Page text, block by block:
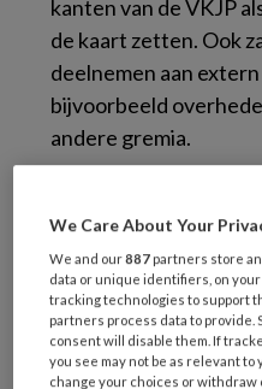
kanten van de VKJP
de kaart zetten. Ook
deelnemen aan
bijvoorbeeld
andere gremia.
Nederlandse
(NVP), de
haar Utrechtse
over nauwere
verenigingen kwam
We Care About Your
We and our887 partners store
data or unique identifiers, on
tracking technologies to support
partners process data to
consent will disable them. If
you see may not be as relevant
change your choices or withdraw